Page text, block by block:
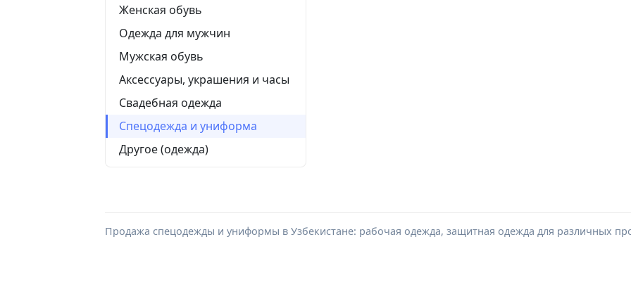
Женская обувь
Одежда для мужчин
Мужская обувь
Аксессуары, украшения и часы
Свадебная одежда
Спецодежда и униформа
Другое (одежда)
Продажа спецодежды и униформы в Узбекистане: рабочая одежда, защитная одежда для различных